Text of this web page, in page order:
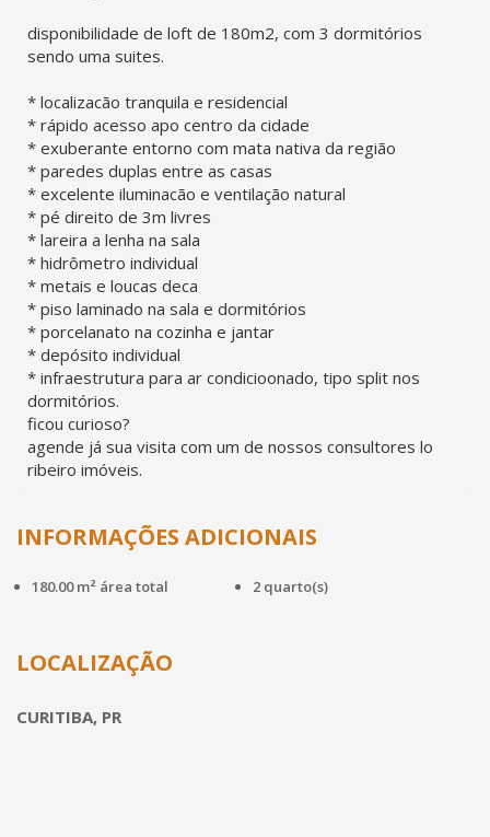
disponibilidade de loft de 180m2, com 3 dormitórios
sendo uma suites.
* localizacão tranquila e residencial
* rápido acesso apo centro da cidade
* exuberante entorno com mata nativa da região
* paredes duplas entre as casas
* excelente iluminacão e ventilação natural
* pé direito de 3m livres
* lareira a lenha na sala
* hidrômetro individual
* metais e loucas deca
* piso laminado na sala e dormitórios
* porcelanato na cozinha e jantar
* depósito individual
* infraestrutura para ar condicioonado, tipo split nos
dormitórios.
ficou curioso?
agende já sua visita com um de nossos consultores lo
ribeiro imóveis.
INFORMAÇÕES ADICIONAIS
180.00 m² área total 2 quarto(s)
LOCALIZAÇÃO
CURITIBA, PR